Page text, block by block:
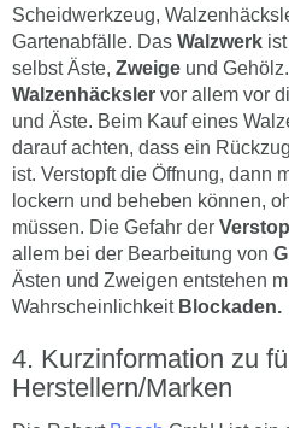
Scheidwerkzeug,
Gartenabfälle. Das Walzwerk
selbst Äste, Zweige und Gehölz.
Walzenhäcksler vor allem vor
und Äste. Beim Kauf eines
darauf achten, dass ein
ist. Verstopft die Öffnung, dann
lockern und beheben können,
müssen. Die Gefahr der
allem bei der Bearbeitung von
Ästen und Zweigen entstehen
Wahrscheinlichkeit Blockaden.
Kurzinformation zu
Herstellern/Marken